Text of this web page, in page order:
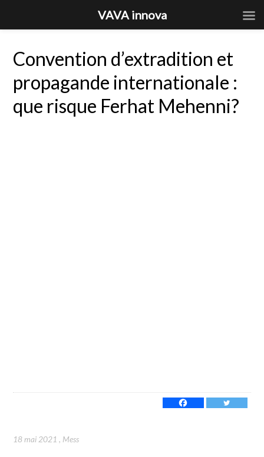
Convention d’extradition et
propagande internationale :
que risque Ferhat Mehenni?
18 mai 2021 , Mess
VAVA innova